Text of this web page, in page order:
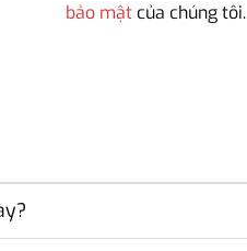
bảo mật của chúng tôi.